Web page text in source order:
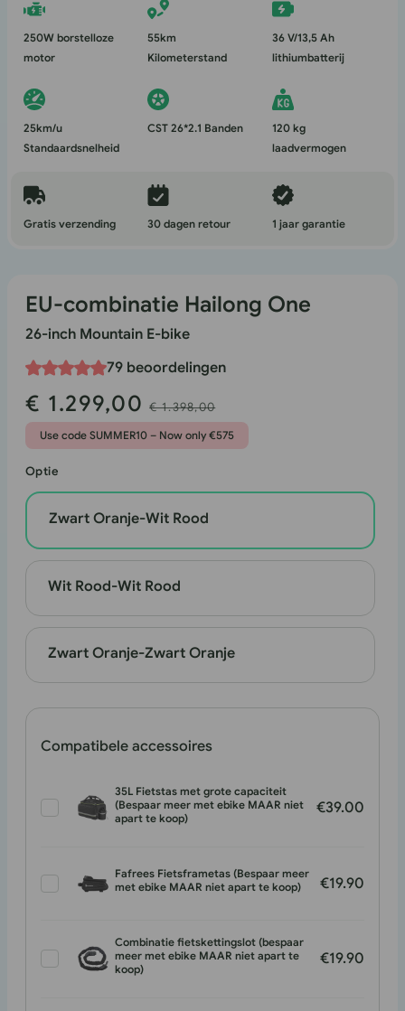
in
modaal
250W borstelloze
motor
55km
Kilometerstand
36 V/13,5 Ah
lithiumbatterij
25km/u
Standaardsnelheid
CST 26*2.1 Banden
120 kg
laadvermogen
Gratis verzending 30 dagen retour 1 jaar garantie
EU-combinatie Hailong One
26-inch Mountain E-bike
79 beoordelingen
Verkoopprijs
€ 1.299,00 Normale
prijs
€ 1.398,00
Use code SUMMER10 – Now only €575
Optie
Zwart Oranje-Wit Rood
Wit Rood-Wit Rood
Zwart Oranje-Zwart Oranje
Compatibele accessoires
35L Fietstas met grote capaciteit
(Bespaar meer met ebike MAAR niet
apart te koop)
€39.00
Fafrees Fietsframetas (Bespaar meer
met ebike MAAR niet apart te koop)
€19.90
Combinatie fietskettingslot (bespaar
meer met ebike MAAR niet apart te
koop)
€19.90